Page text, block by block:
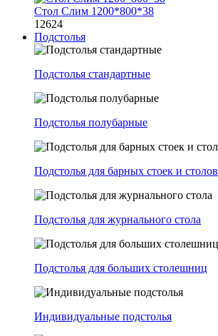
Стол Слим 1200*800*38
12624
Подстолья
Подстолья стандартные
Подстолья полубарные
Подстолья для барных стоек и столов
Подстолья для журнального стола
Подстолья для больших столешниц
Индивидуальные подстолья